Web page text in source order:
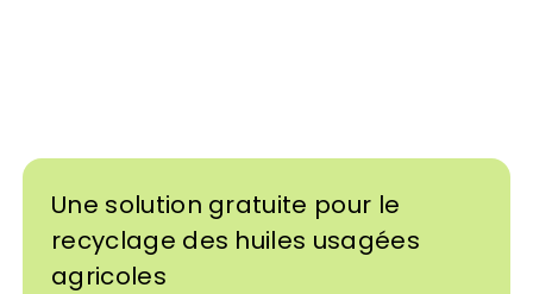
Une solution gratuite pour le
recyclage des huiles usagées
agricoles